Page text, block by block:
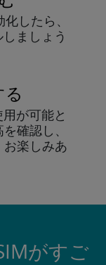
したら、
ま しょう
用が可能と
確認し、
お楽しみあ
がすご